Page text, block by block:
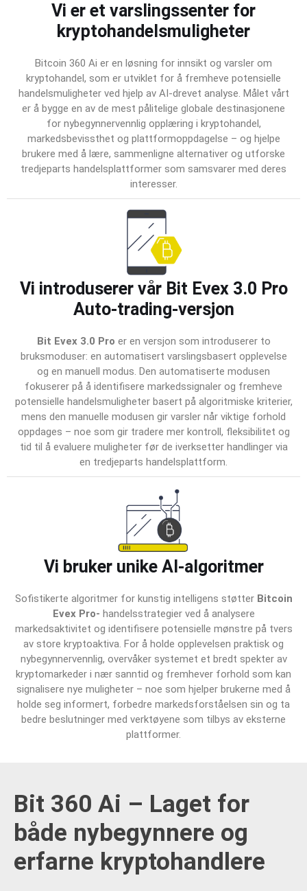
Vi er et varslingssenter for
kryptohandelsmuligheter
Bitcoin 360 Ai er en løsning for innsikt og varsler om
kryptohandel, som er utviklet for å fremheve potensielle
handelsmuligheter ved hjelp av AI-drevet analyse. Målet vårt
er å bygge en av de mest pålitelige globale destinasjonene
for nybegynnervennlig opplæring i kryptohandel,
markedsbevissthet og plattformoppdagelse – og hjelpe
brukere med å lære, sammenligne alternativer og utforske
tredjeparts handelsplattformer som samsvarer med deres
interesser.
Vi introduserer vår Bit Evex 3.0 Pro
Auto-trading-versjon
Bit Evex 3.0 Pro er en versjon som introduserer to
bruksmoduser: en automatisert varslingsbasert opplevelse
og en manuell modus. Den automatiserte modusen
fokuserer på å identifisere markedssignaler og fremheve
potensielle handelsmuligheter basert på algoritmiske kriterier,
mens den manuelle modusen gir varsler når viktige forhold
oppdages – noe som gir tradere mer kontroll, fleksibilitet og
tid til å evaluere muligheter før de iverksetter handlinger via
en tredjeparts handelsplattform.
Vi bruker unike AI-algoritmer
Sofistikerte algoritmer for kunstig intelligens støtter Bitcoin
Evex Pro- handelsstrategier ved å analysere
markedsaktivitet og identifisere potensielle mønstre på tvers
av store kryptoaktiva. For å holde opplevelsen praktisk og
nybegynnervennlig, overvåker systemet et bredt spekter av
kryptomarkeder i nær sanntid og fremhever forhold som kan
signalisere nye muligheter – noe som hjelper brukerne med å
holde seg informert, forbedre markedsforståelsen sin og ta
bedre beslutninger med verktøyene som tilbys av eksterne
plattformer.
Bit 360 Ai – Laget for
både nybegynnere og
erfarne kryptohandlere